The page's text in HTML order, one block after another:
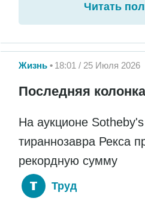
Читать
Жизнь 18:01 / 25 Июля 2026
Последняя колонка
На аукционе Sotheby's
тираннозавра Рекса
рекордную сумму
Труд